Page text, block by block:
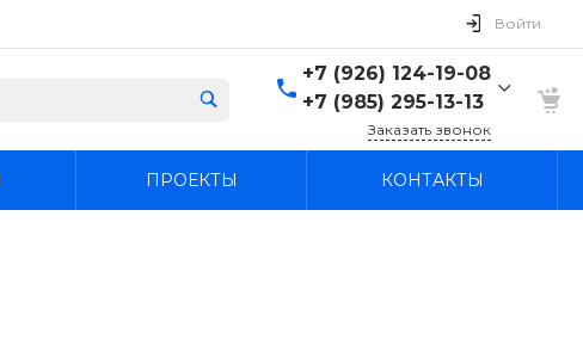
Войти
+7 (926) 124-19-08
+7 (985) 295-13-13
+7 (926) 124-19-08
Заказать звонок
ПРОЕКТЫ КОНТАКТЫ